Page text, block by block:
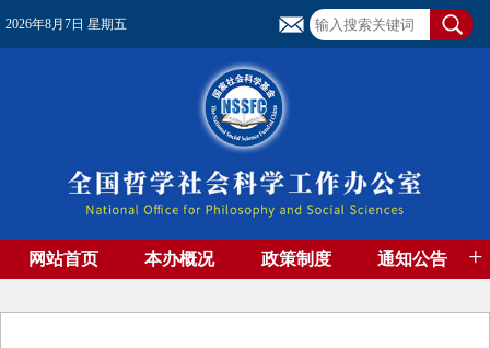
2026年8月7日 星期五
网站首页 本办概况 政策制度 通知公告 +